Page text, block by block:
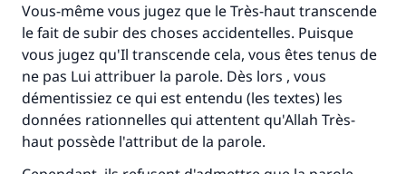
Vous-même vous jugez que le Très-haut transcende
le fait de subir des choses accidentelles. Puisque
vous jugez qu'Il transcende cela, vous êtes tenus de
ne pas Lui attribuer la parole. Dès lors , vous
démentissiez ce qui est entendu (les textes) les
données rationnelles qui attentent qu'Allah Très-
haut possède l'attribut de la parole.